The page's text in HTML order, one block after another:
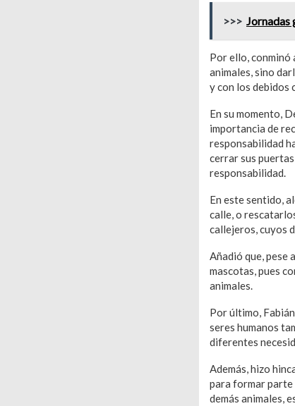
>>> Jornadas
Por ello, conminó
animales, sino
y con los debidos
En su momento,
importancia de
responsabilidad
cerrar sus
responsabilidad.
En este sentido,
calle, o
callejeros, cuyos
Añadió que, pese
mascotas, pues
animales.
Por último,
seres humanos
diferentes
Además, hizo
para formar parte
demás animales,